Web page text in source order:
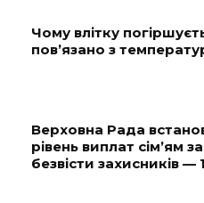
Чому влітку
пов’язано з
Верховна Рада
рівень виплат сім’ям
безвісти захисників —